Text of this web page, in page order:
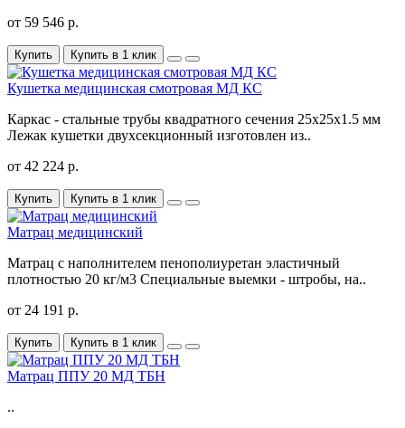
от 59 546 р.
Купить Купить в 1 клик
Кушетка медицинская смотровая МД КС
Каркас - стальные трубы квадратного сечения 25х25х1.5 мм
Лежак кушетки двухсекционный изготовлен из..
от 42 224 р.
Купить Купить в 1 клик
Матрац медицинский
Матрац с наполнителем пенополиуретан эластичный
плотностью 20 кг/м3 Специальные выемки - штробы, на..
от 24 191 р.
Купить Купить в 1 клик
Матрац ППУ 20 МД ТБН
..